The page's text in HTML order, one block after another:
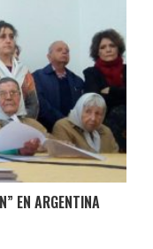
EN ARGENTINA